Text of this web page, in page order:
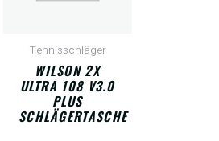
Tennisschläger
WILSON 2X
ULTRA 108 V3.0
PLUS
SCHLÄGERTASCHE